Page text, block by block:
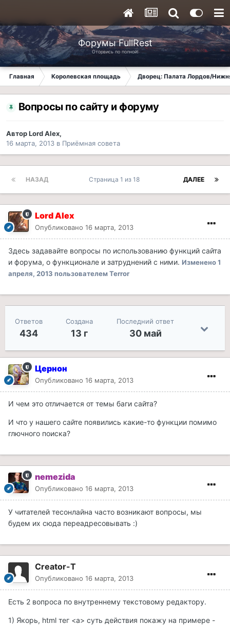
Форумы FullRest
Оторвись по полной!
Главная Королевская площадь Дворец: Палата Лордов/
Вопросы по сайту и форуму
АвторLord Alex,
16 марта, 2013 в Приёмная совета
НАЗАД ДАЛЕЕ
Страница 1 из 18
Lord Alex
Опубликовано 16 марта, 2013
Здесь задавайте вопросы по использованию функций сайта
и форума, о функционале и затруднений с ними. Изменено1
апреля, 2013 пользователем Terror
Ответов
434
Создана
13 г
Последний ответ
30 май
Цернон
Опубликовано 16 марта, 2013
И чем это отличается от темы баги сайта?
И что у нашего сайте появились какие-то функции помимо
глючного поиска?
nemezida
Опубликовано 16 марта, 2013
У читателей тесонлайна часто возникают вопросы, мы
будем их сюда переадресовывать :)
Creator-T
Опубликовано 16 марта, 2013
Есть 2 вопроса по внутреннему текстовому редактору.
1) Якорь, html тег <a> суть действия покажу на примере -